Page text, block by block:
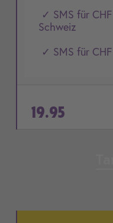
✓ SMS für
Schweiz
✓ SMS für
19.95